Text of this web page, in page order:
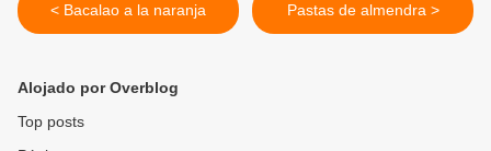
< Bacalao a la naranja Pastas de almendra >
Alojado por Overblog
Top posts